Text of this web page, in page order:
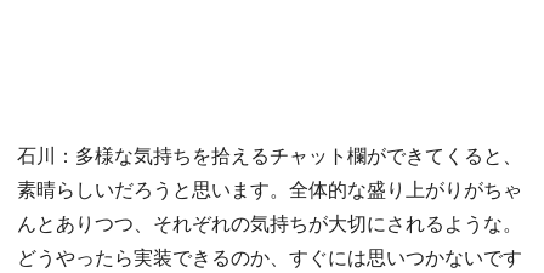
石川：多様な気持ちを拾えるチャット欄ができてくると、
素晴らしいだろうと思います。全体的な盛り上がりがちゃ
んとありつつ、それぞれの気持ちが大切にされるような。
どうやったら実装できるのか、すぐには思いつかないです